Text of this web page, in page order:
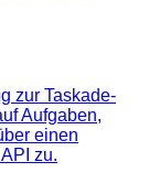
zur Taskade-
Aufgaben,
einen
zu.